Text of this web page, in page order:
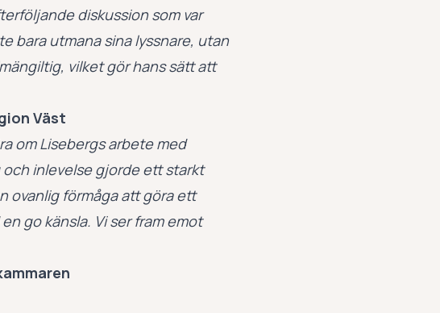
diskussion som var
bara utmana sina lyssnare, utan
vilket gör hans sätt att
Väst
om Lisebergs arbete med
och inlevelse gjorde ett starkt
ovanlig förmåga att göra ett
go känsla. Vi ser fram emot